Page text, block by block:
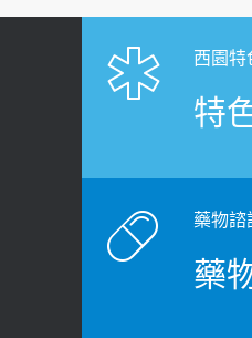
健康肛門痛都是痔
裂差異 逾50歲民
原則避免血糖血壓
2026-06-08
「落枕」不要大力
展運動」預防落枕
老後睡不好、夜間
2021-03-05
西園特
特
藥物諮
藥